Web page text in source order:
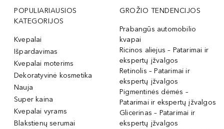
POPULIARIAUSIOS
KATEGORIJOS
Kvepalai
Išpardavimas
Kvepalai moterims
Dekoratyvinė kosmetika
Nauja
Super kaina
Kvepalai vyrams
Blakstienų serumai
GROŽIO TENDENCIJOS
Prabangūs automobilio
kvapai
Ricinos aliejus – Patarimai ir
ekspertų įžvalgos
Retinolis – Patarimai ir
ekspertų įžvalgos
Pigmentinės dėmės –
Patarimai ir ekspertų įžvalgos
Glicerinas – Patarimai ir
ekspertų įžvalgos